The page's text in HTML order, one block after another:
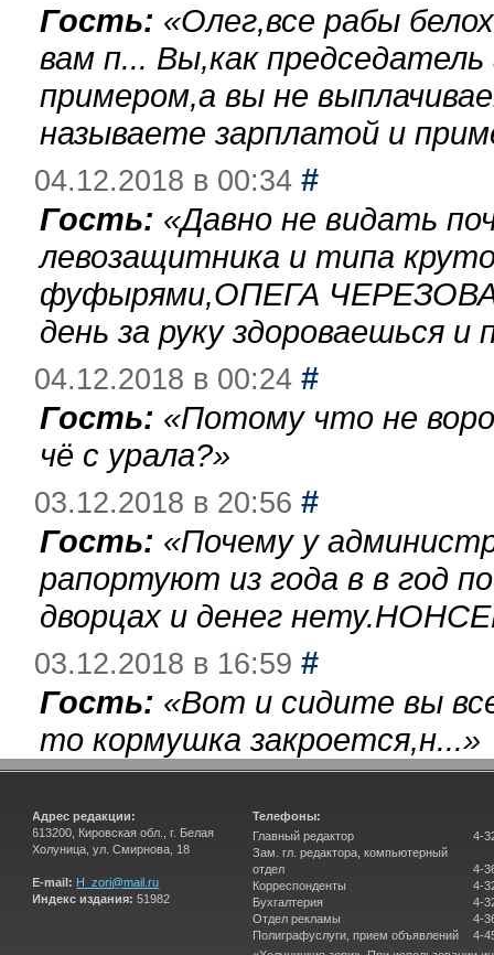
Гость: «Олег,все рабы
вам п... Вы,как
примером,а вы не
называете зарплатой и
04.12.2018 в 00:34 #
Гость: «Давно не видать
левозащитника и типа
фуфырями,ОПЕГА
день за руку здороваешься
04.12.2018 в 00:24 #
Гость: «Потому что не
чё с урала?»
03.12.2018 в 20:56 #
Гость: «Почему у
рапортуют из года в в год
дворцах и денег
03.12.2018 в 16:59 #
Гость: «Вот и сидите вы
то кормушка закроется,н...»
Адрес редакции:
613200, Кировская обл., г. Белая
Холуница, ул. Смирнова, 18
E-mail: H_zori@mail.ru
Индекс издания: 51982
Телефоны:
Главный редактор
Зам. гл. редактора, компьютерный
отдел
Корреспонденты
Бухгалтерия
Отдел рекламы
Полиграфуслуги, прием объявлений
4-
4-
4-
4-
4-
4-